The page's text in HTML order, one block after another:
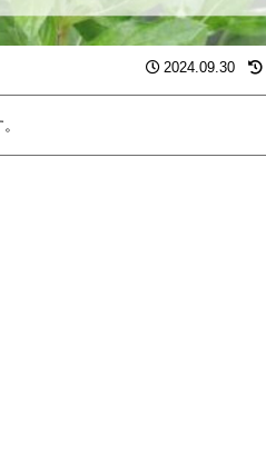
2024.09.30